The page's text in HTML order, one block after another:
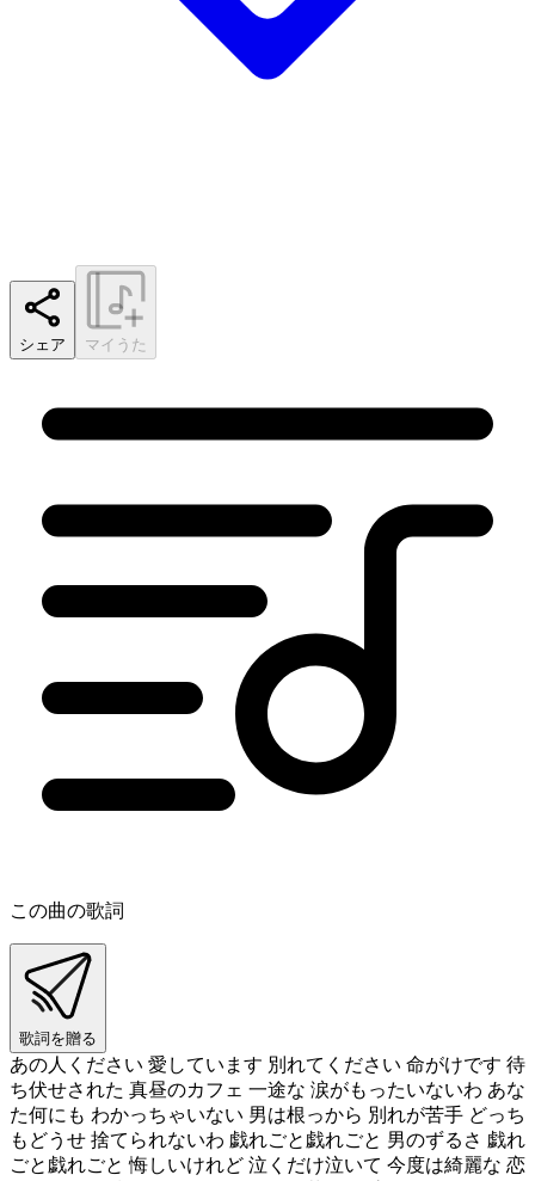
シェア マイうた
この曲の歌詞
歌詞を贈る
あの人ください 愛しています 別れてください 命がけです 待
ち伏せされた 真昼のカフェ 一途な 涙がもったいないわ あな
た何にも わかっちゃいない 男は根っから 別れが苦手 どっち
もどうせ 捨てられないわ 戯れごと戯れごと 男のずるさ 戯れ
ごと戯れごと 悔しいけれど 泣くだけ泣いて 今度は綺麗な 恋